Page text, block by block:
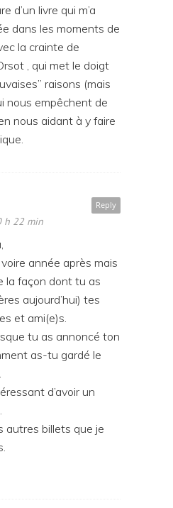
d’un livre qui m’a
dans les moments de
la crainte de
, qui met le doigt
raisons (mais
nous empêchent de
nous aidant à y faire
Reply
h 22 min
année après mais
la façon dont tu as
aujourd’hui) tes
et ami(e)s.
tu as annoncé ton
as-tu gardé le
d’avoir un
autres billets que je